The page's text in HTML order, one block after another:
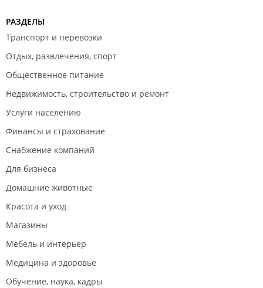
РАЗДЕЛЫ
Транспорт и перевозки
Отдых, развлечения, спорт
Общественное питание
Недвижимость, строительство и ремонт
Услуги населению
Финансы и страхование
Снабжение компаний
Для бизнеса
Домашние животные
Красота и уход
Магазины
Мебель и интерьер
Медицина и здоровье
Обучение, наука, кадры